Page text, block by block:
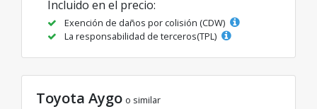
Incluido en el precio:
Exención de daños por colisión (CDW)
La responsabilidad de terceros(TPL)
Toyota Aygo o similar